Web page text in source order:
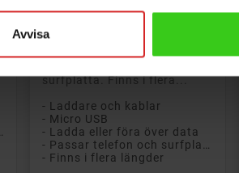
Avvisa
Goobay USB till MicroUSB-
Goobay microUSB-kabel för
att ladda eller föra över data
surfplatta. Finns i flera...
- Laddare och kablar
- Micro USB
- Ladda eller föra över data
- Finns i flera längder